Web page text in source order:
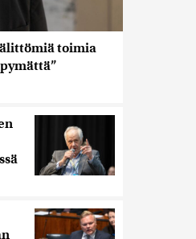
toimia